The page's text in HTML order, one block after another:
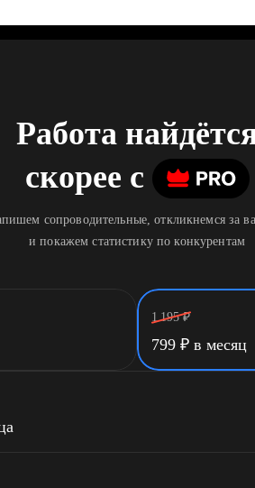
Работа
скорее c
сопроводительные, откликнемся за
и покажем статистику по конкурентам
1 195 ₽
799 ₽ в месяц